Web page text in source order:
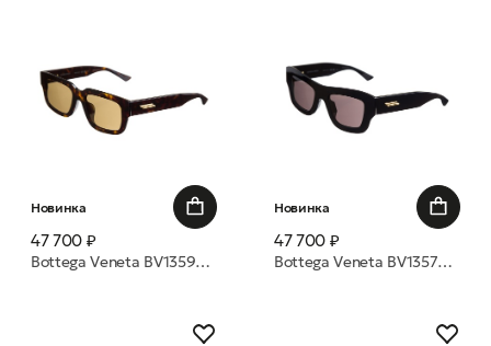
Новинка
47 700 ₽
Bottega Veneta BV1359SA 002 53 очки с/з
Новинка
47 700 ₽
Bottega Veneta BV1357S 001 50 очки с/з